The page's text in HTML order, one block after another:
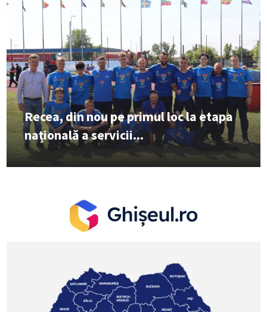
Recea, din nou pe primul loc la etapa
națională a servicii...